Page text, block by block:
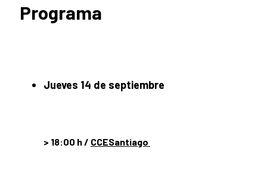
Programa
Jueves 14 de septiembre
> 18:00 h / CCESantiago